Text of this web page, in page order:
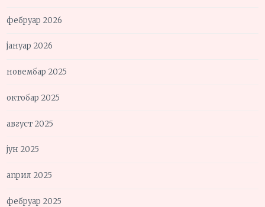
фебруар 2026
јануар 2026
новембар 2025
октобар 2025
август 2025
јун 2025
април 2025
фебруар 2025